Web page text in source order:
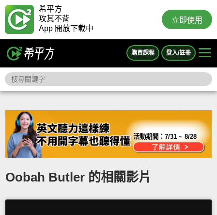
希平方
攻其不背
App 開放下載中
立即使用
購買課程 登入/註冊
活動期間：7/31 ~ 8/28
Oobah Butler 的相關影片